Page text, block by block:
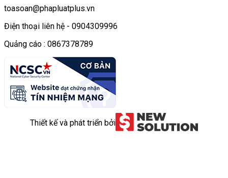
toasoan@phapluatplus.vn
Điện thoại liên hệ - 0904309996
Quảng cáo : 0867378789
Thiết kế và phát triển bởi